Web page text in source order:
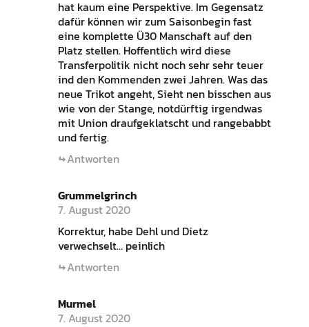
hat kaum eine Perspektive. Im Gegensatz
dafür können wir zum Saisonbegin fast
eine komplette Ü30 Manschaft auf den
Platz stellen. Hoffentlich wird diese
Transferpolitik nicht noch sehr sehr teuer
ind den Kommenden zwei Jahren. Was das
neue Trikot angeht, Sieht nen bisschen aus
wie von der Stange, notdürftig irgendwas
mit Union draufgeklatscht und rangebabbt
und fertig.
Antworten
Grummelgrinch
7. August 2020
Korrektur, habe Dehl und Dietz
verwechselt… peinlich
Antworten
Murmel
7. August 2020